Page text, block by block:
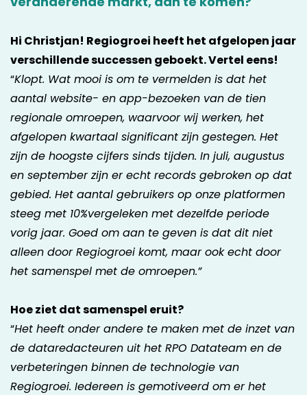
Hi Christjan! Regiogroei heeft het afgelopen jaar
verschillende successen geboekt. Vertel eens!
“Klopt. Wat mooi is om te vermelden is dat het
aantal website- en app-bezoeken van de tien
regionale omroepen, waarvoor wij werken, het
afgelopen kwartaal significant zijn gestegen. Het
zijn de hoogste cijfers sinds tijden. In juli, augustus
en september zijn er echt records gebroken op dat
gebied. Het aantal gebruikers op onze platformen
steeg met 10%vergeleken met dezelfde periode
vorig jaar. Goed om aan te geven is dat dit niet
alleen door Regiogroei komt, maar ook echt door
het samenspel met de omroepen.”
Hoe ziet dat samenspel eruit?
“Het heeft onder andere te maken met de inzet van
de dataredacteuren uit het RPO Datateam en de
verbeteringen binnen de technologie van
Regiogroei. Iedereen is gemotiveerd om er het